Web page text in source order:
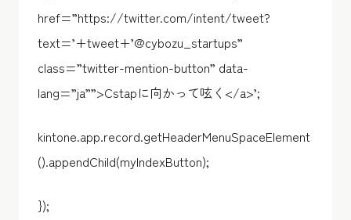
href=”https://twitter.com/intent/tweet?
text=’+tweet+’@cybozu_startups”
class=”twitter-mention-button” data-
lang=”ja””>Cstapに向かって呟く</a>’;
kintone.app.record.getHeaderMenuSpaceElement
().appendChild(myIndexButton);
});